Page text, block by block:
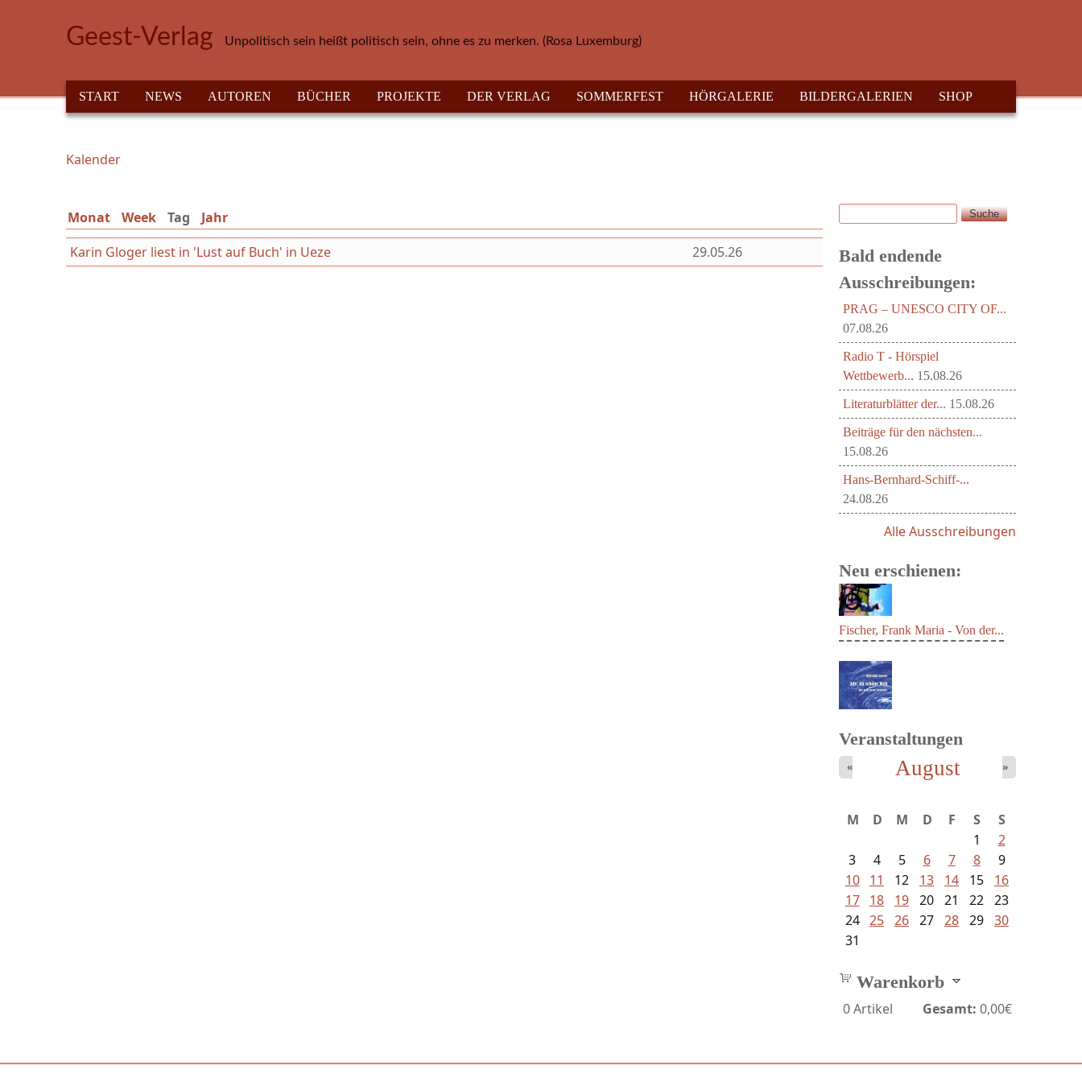
Geest-Verlag Unpolitisch sein heißt politisch sein, ohne es zu merken. (Rosa Luxemburg)
HAUPTMENÜ
START NEWS AUTOREN BÜCHER PROJEKTE DER VERLAG SOMMERFEST HÖRGALERIE BILDERGALERIEN SHOP
Sie sind hier
Kalender
Monat Week Tag (aktiver Reiter)
Jahr
Karin Gloger liest in 'Lust auf Buch' in Ueze
29.05.26
Suchformular
Suche
Bald endende
Ausschreibungen:
PRAG – UNESCO CITY OF...
07.08.26
Radio T - Hörspiel
Wettbewerb... 15.08.26
Literaturblätter der... 15.08.26
Beiträge für den nächsten...
15.08.26
Hans-Bernhard-Schiff-...
24.08.26
Alle Ausschreibungen
Neu erschienen:
schöne...
Fischer, Frank Maria - Von der...
Veranstaltungen
August
« »
M D M D F S
S
1
2
3
4 5 6 7 8
9
10
11 12 13 14 15
16
17
18 19 20 21 22 23
24 25 26 27 28 29 30
31
Warenkorb
0Artikel Gesamt: 0,00€